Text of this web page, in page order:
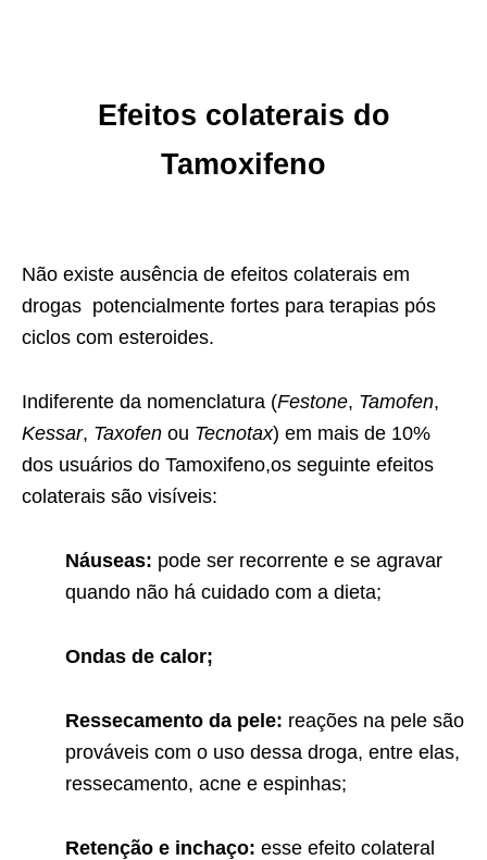
Efeitos colaterais do
Tamoxifeno
Não existe ausência de efeitos colaterais em
drogas potencialmente fortes para terapias pós
ciclos com esteroides.
Indiferente da nomenclatura (Festone, Tamofen,
Kessar, Taxofen ou Tecnotax) em mais de 10%
dos usuários do Tamoxifeno,os seguinte efeitos
colaterais são visíveis:
Náuseas: pode ser recorrente e se agravar
quando não há cuidado com a dieta;
Ondas de calor;
Ressecamento da pele: reações na pele são
prováveis com o uso dessa droga, entre elas,
ressecamento, acne e espinhas;
Retenção e inchaço: esse efeito colateral